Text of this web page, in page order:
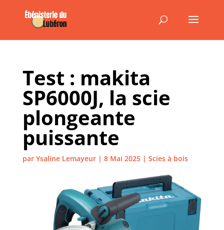
Test : makita
SP6000J, la scie
plongeante
puissante
par Ysaline Lemayeur| 8 Mai 2025| Scies à bois